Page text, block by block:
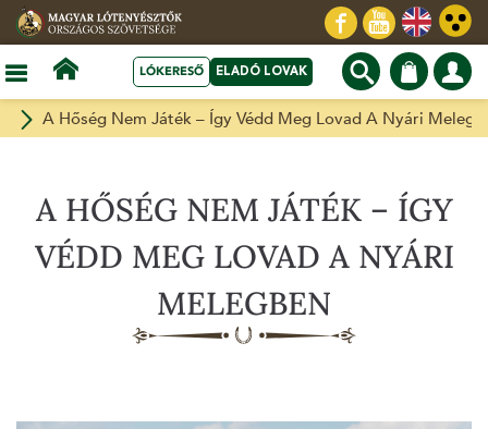
LÓKERESŐ ELADÓ LOVAK
Hírek
A Hőség Nem Játék – Így Védd Meg Lovad A Nyári
A HŐSÉG NEM JÁTÉK – ÍGY
VÉDD MEG LOVAD A NYÁRI
MELEGBEN